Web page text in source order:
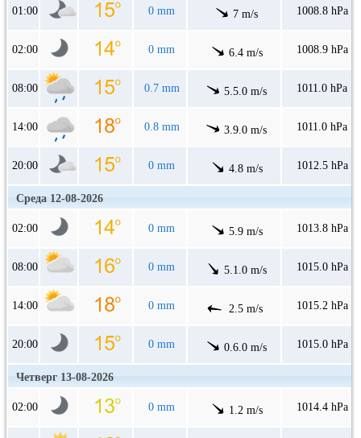
01:00 0 mm 7 m/s 1008.8 hPa
02:00 0 mm 6.4 m/s 1008.9 hPa
08:00 0.7 mm 5.5.0 m/s 1011.0 hPa
14:00 0.8 mm 3.9.0 m/s 1011.0 hPa
20:00 0 mm 4.8 m/s 1012.5 hPa
Среда 12-08-2026
02:00 0 mm 5.9 m/s 1013.8 hPa
08:00 0 mm 5.1.0 m/s 1015.0 hPa
14:00 0 mm 2.5 m/s 1015.2 hPa
20:00 0 mm 0.6.0 m/s 1015.0 hPa
Четверг 13-08-2026
02:00 0 mm 1.2 m/s 1014.4 hPa